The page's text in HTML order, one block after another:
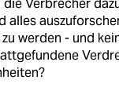
die Verbrecher
alles
werden - und